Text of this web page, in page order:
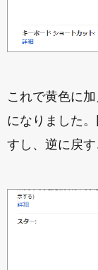
これで黄色に
になりました
すし、逆に戻す